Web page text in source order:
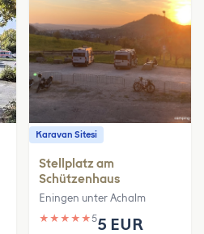
Karavan Sitesi
Stellplatz am
Schützenhaus
Eningen unter Achalm
★ ★ ★ ★ ★55 EUR